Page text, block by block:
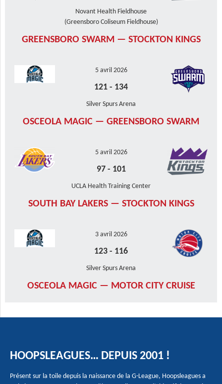
Novant Health Fieldhouse
(Greensboro Coliseum Fieldhouse)
GREENSBORO SWARM — STOCKTON KINGS
5 avril 2026
121 - 134
Silver Spurs Arena
OSCEOLA MAGIC — GREENSBORO SWARM
5 avril 2026
97- 101
UCLA Health Training Center
SOUTH BAY LAKERS — STOCKTON KINGS
3 avril 2026
123 - 116
Silver Spurs Arena
OSCEOLA MAGIC — MOTOR CITY CRUISE
HOOPSLEAGUES… DEPUIS 2001 !
Présent sur la toile depuis la naissance de la G-League, Hoopsleagues a